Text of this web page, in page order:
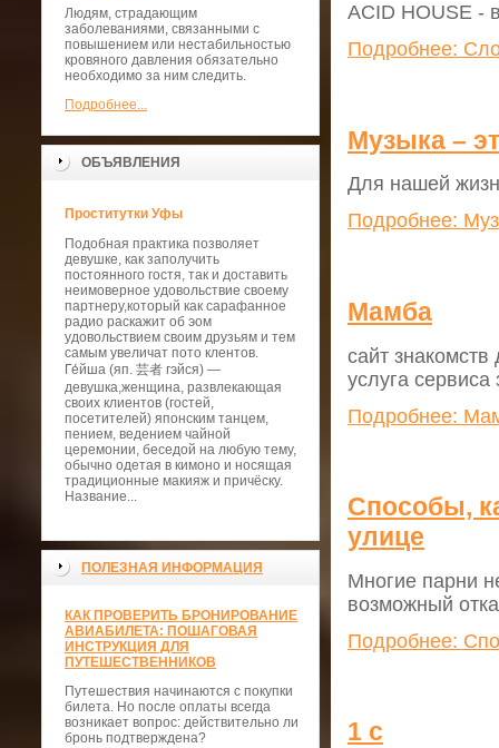
Людям, страдающим
заболеваниями, связанными с
повышением или нестабильностью
кровяного давления обязательно
необходимо за ним следить.
Подробнее...
ОБЪЯВЛЕНИЯ
Проститутки Уфы
Подобная практика позволяет
девушке, как заполучить
постоянного гостя, так и доставить
неимоверное удовольствие своему
партнеру,который как сарафанное
радио раскажит об эом
удовольствием своим друзьям и тем
самым увеличат пото клентов.
Ге́йша (яп. 芸者 гэйся) —
девушка,женщина, развлекающая
своих клиентов (гостей,
посетителей) японским танцем,
пением, ведением чайной
церемонии, беседой на любую тему,
обычно одетая в кимоно и носящая
традиционные макияж и причёску.
Название...
ПОЛЕЗНАЯ ИНФОРМАЦИЯ
КАК ПРОВЕРИТЬ БРОНИРОВАНИЕ
АВИАБИЛЕТА: ПОШАГОВАЯ
ИНСТРУКЦИЯ ДЛЯ
ПУТЕШЕСТВЕННИКОВ
Путешествия начинаются с покупки
билета. Но после оплаты всегда
возникает вопрос: действительно ли
бронь подтверждена?
ACID HOUSE -
Подробнее:
Музыка –
Для нашей
Подробнее:
Мамба
сайт
услуга
Подробнее:
Способы,
улице
Многие парни
возможный
Подробнее:
1 с